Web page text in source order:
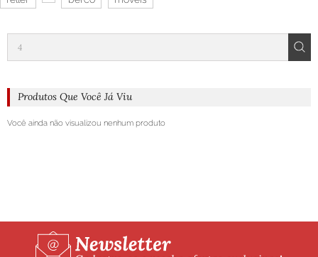
Produtos Que Você Já Viu
Você ainda não visualizou nenhum produto